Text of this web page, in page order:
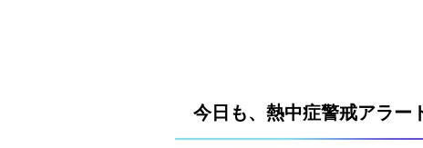
今日も、熱中症警戒アラー